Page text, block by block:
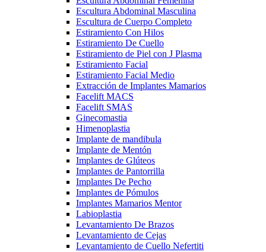
Escultura Abdominal Masculina
Escultura de Cuerpo Completo
Estiramiento Con Hilos
Estiramiento De Cuello
Estiramiento de Piel con J Plasma
Estiramiento Facial
Estiramiento Facial Medio
Extracción de Implantes Mamarios
Facelift MACS
Facelift SMAS
Ginecomastia
Himenoplastia
Implante de mandibula
Implante de Mentón
Implantes de Glúteos
Implantes de Pantorrilla
Implantes De Pecho
Implantes de Pómulos
Implantes Mamarios Mentor
Labioplastia
Levantamiento De Brazos
Levantamiento de Cejas
Levantamiento de Cuello Nefertiti